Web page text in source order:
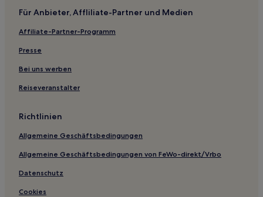
Für Anbieter, Affliliate-Partner und Medien
Affiliate-Partner-Programm
Presse
Bei uns werben
Reiseveranstalter
Richtlinien
Allgemeine Geschäftsbedingungen
Allgemeine Geschäftsbedingungen von FeWo-direkt/Vrbo
Datenschutz
Cookies